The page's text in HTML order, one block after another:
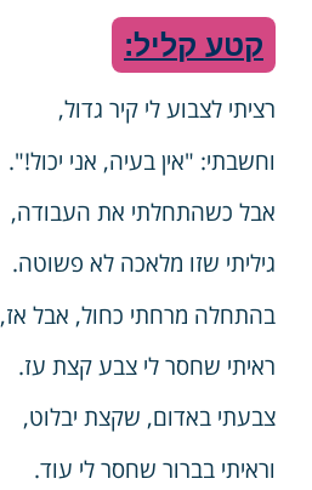
קטע קליל:
רציתי לצבוע לי קיר גדול,
וחשבתי: "אין בעיה, אני יכול!".
אבל כשהתחלתי את העבודה,
גיליתי שזו מלאכה לא פשוטה.
בהתחלה מרחתי כחול, אבל אז,
ראיתי שחסר לי צבע קצת עז.
צבעתי באדום, שקצת יבלוט,
וראיתי בברור שחסר לי עוד.